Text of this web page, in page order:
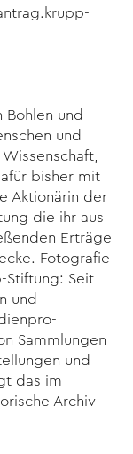
und
und
bisher mit
Aktionärin der
die ihr aus
Erträge
Fotografie
Stiftung: Seit
und
Sammlungen
und
das im
Archiv